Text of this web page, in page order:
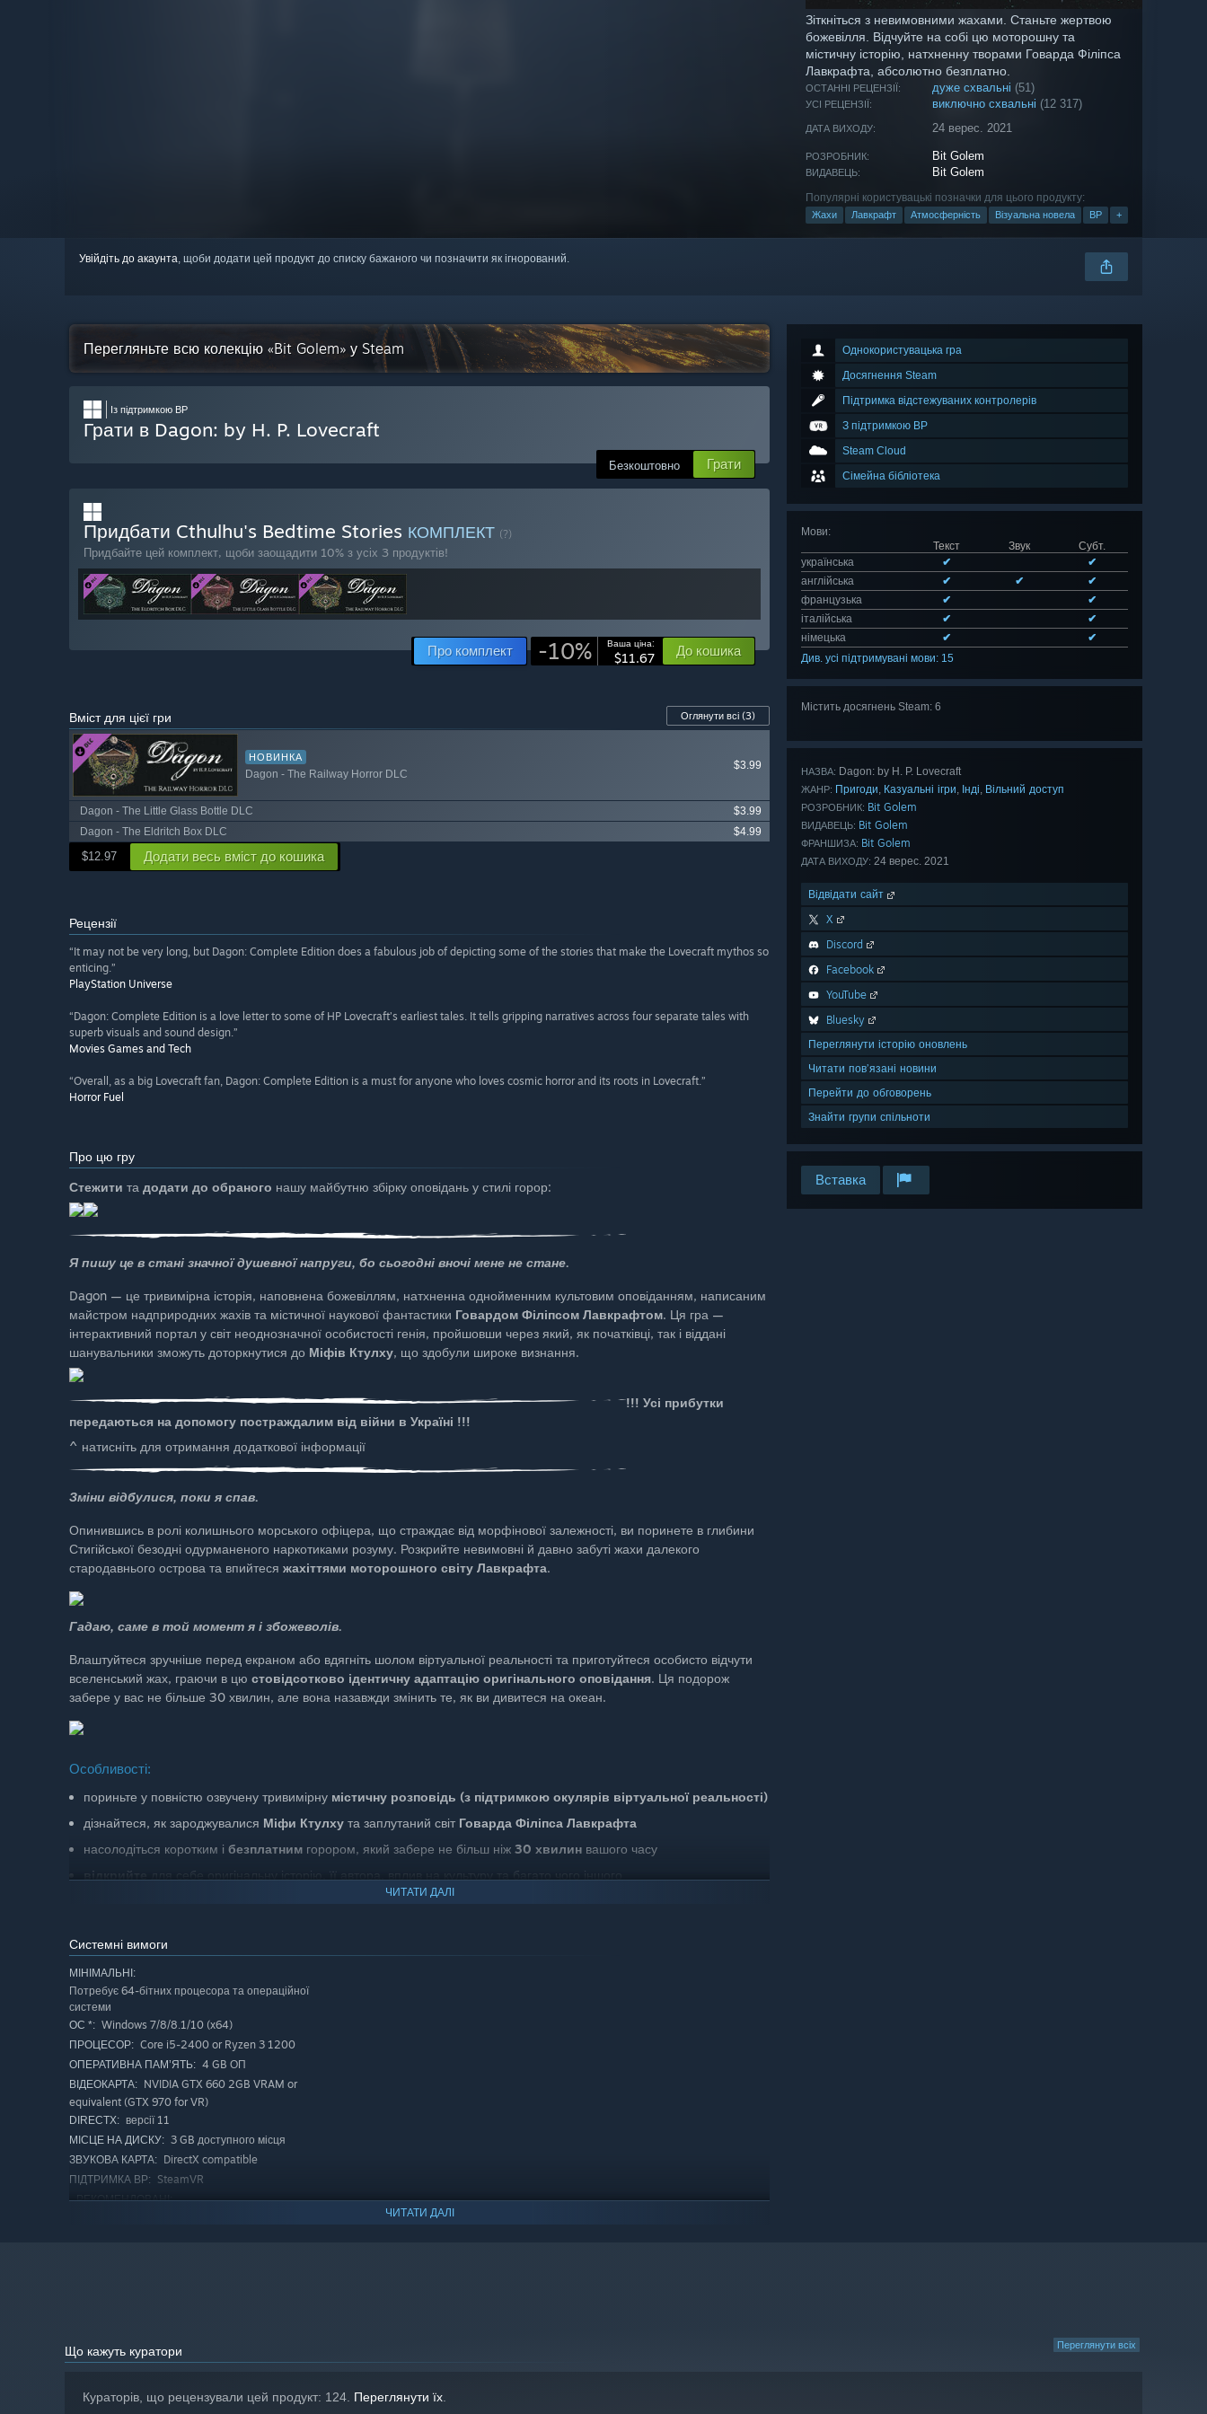
Зіткніться з невимовними жахами. Станьте жертвою
божевілля. Відчуйте на собі цю моторошну та
містичну історію, натхненну творами Говарда Філіпса
Лавкрафта, абсолютно безплатно.
ОСТАННІ РЕЦЕНЗІЇ: дуже схвальні (51)
УСІ РЕЦЕНЗІЇ: виключно схвальні (12 317)
ДАТА ВИХОДУ: 24 верес. 2021
РОЗРОБНИК: Bit Golem
ВИДАВЕЦЬ: Bit Golem
Популярні користувацькі позначки для цього продукту:
Жахи Лавкрафт Атмосферність Візуальна новела ВР +
Увійдіть до акаунта, щоби додати цей продукт до списку бажаного чи позначити як ігнорований.
Однокористувацька гра
Досягнення Steam
Підтримка відстежуваних контролерів
З підтримкою ВР
Steam Cloud
Сімейна бібліотека
Мови:
Текст
Звук
Субт.
українська
✔
✔
англійська
✔ ✔
✔
французька
✔
✔
італійська
✔
✔
німецька
✔
✔
Див. усі підтримувані мови: 15
Містить досягнень Steam: 6
НАЗВА: Dagon: by H. P. Lovecraft
ЖАНР: Пригоди, Казуальні ігри, Інді, Вільний доступ
РОЗРОБНИК: Bit Golem
ВИДАВЕЦЬ: Bit Golem
ФРАНШИЗА: Bit Golem
ДАТА ВИХОДУ: 24 верес. 2021
Відвідати сайт
X
Discord
Facebook
YouTube
Bluesky
Переглянути історію оновлень
Читати пов’язані новини
Перейти до обговорень
Знайти групи спільноти
Вставка
Перегляньте всю колекцію «Bit Golem» у Steam
Із підтримкою ВР
Грати в Dagon: by H. P. Lovecraft
Безкоштовно Грати
Придбати Cthulhu's Bedtime Stories КОМПЛЕКТ (?)
Придбайте цей комплект, щоби заощадити 10% з усіх 3 продуктів!
Про комплект -10% Ваша ціна:
$11.67 До кошика
Вміст для цієї гри Оглянути всі (3)
НОВИНКА
Dagon - The Railway Horror DLC
$3.99
Dagon - The Little Glass Bottle DLC
$3.99
Dagon - The Eldritch Box DLC
$4.99
$12.97 Додати весь вміст до кошика
Рецензії
“It may not be very long, but Dagon: Complete Edition does a fabulous job of depicting some of the stories that make the Lovecraft mythos so
enticing.”
PlayStation Universe
“Dagon: Complete Edition is a love letter to some of HP Lovecraft’s earliest tales. It tells gripping narratives across four separate tales with
superb visuals and sound design.”
Movies Games and Tech
“Overall, as a big Lovecraft fan, Dagon: Complete Edition is a must for anyone who loves cosmic horror and its roots in Lovecraft.”
Horror Fuel
Про цю гру
Стежити та додати до обраного нашу майбутню збірку оповідань у стилі горор:
Я пишу це в стані значної душевної напруги, бо сьогодні вночі мене не стане.
Dagon — це тривимірна історія, наповнена божевіллям, натхненна однойменним культовим оповіданням, написаним
майстром надприродних жахів та містичної наукової фантастики Говардом Філіпсом Лавкрафтом. Ця гра —
інтерактивний портал у світ неоднозначної особистості генія, пройшовши через який, як початківці, так і віддані
шанувальники зможуть доторкнутися до Міфів Ктулху, що здобули широке визнання.
!!! Усі прибутки
передаються на допомогу постраждалим від війни в Україні !!!
^ натисніть для отримання додаткової інформації
Зміни відбулися, поки я спав.
Опинившись в ролі колишнього морського офіцера, що страждає від морфінової залежності, ви поринете в глибини
Стигійської безодні одурманеного наркотиками розуму. Розкрийте невимовні й давно забуті жахи далекого
стародавнього острова та впийтеся жахіттями моторошного світу Лавкрафта.
Гадаю, саме в той момент я і збожеволів.
Влаштуйтеся зручніше перед екраном або вдягніть шолом віртуальної реальності та приготуйтеся особисто відчути
вселенський жах, граючи в цю стовідсотково ідентичну адаптацію оригінального оповідання. Ця подорож
забере у вас не більше 30 хвилин, але вона назавжди змінить те, як ви дивитеся на океан.
Особливості:
пориньте у повністю озвучену тривимірну містичну розповідь (з підтримкою окулярів віртуальної реальності)
дізнайтеся, як зароджувалися Міфи Ктулху та заплутаний світ Говарда Філіпса Лавкрафта
насолодіться коротким і безплатним горором, який забере не більш ніж 30 хвилин вашого часу
відкрийте
для себе оригінальну історію, її автора, вплив на культуру та багато чого іншого
, якщо хочете підтримати наші майбутні проєкти та отримати
Увага: може викликати безсоння, божевілля та гостре відчуття вселенського жаху.
Працює на Linux з Proton
ЧИТАТИ ДАЛІ
Системні вимоги
МІНІМАЛЬНІ:
Потребує 64-бітних процесора та операційної
системи
ОС *: Windows 7/8/8.1/10 (x64)
ПРОЦЕСОР: Core i5-2400 or Ryzen 3 1200
ОПЕРАТИВНА ПАМ’ЯТЬ: 4 GB ОП
ВІДЕОКАРТА: NVIDIA GTX 660 2GB VRAM or
equivalent (GTX 970 for VR)
DIRECTX: версії 11
МІСЦЕ НА ДИСКУ: 3 GB доступного місця
ЗВУКОВА КАРТА: DirectX compatible
ПІДТРИМКА ВР: SteamVR
РЕКОМЕНДОВАНІ:
МІСЦЕ НА ДИСКУ: 3 GB доступного місця
ПІДТРИМКА ВР: SteamVR
ЧИТАТИ ДАЛІ
Переглянути всіх
Що кажуть куратори
Кураторів, що рецензували цей продукт: 124. Переглянути їх